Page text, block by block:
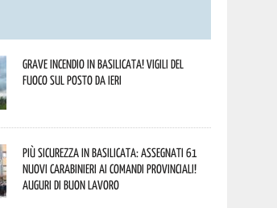
Grave incendio in Basilicata! Vigili del
fuoco sul posto da ieri
Più sicurezza in Basilicata: assegnati 61
nuovi Carabinieri ai Comandi provinciali!
Auguri di buon lavoro